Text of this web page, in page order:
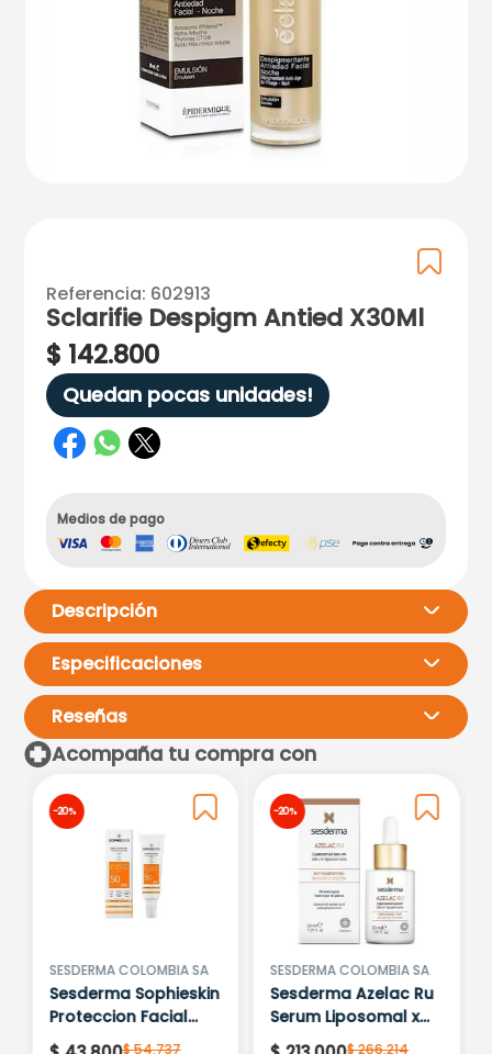
Referencia: 602913
Sclarifie Despigm Antied X30Ml
$ 142.800
Quedan pocas unidades!
Medios de pago
Descripción
Especificaciones
Reseñas
Por favor, inicia sesión para
escribir un comentario.
Más reciente
Acompaña tu compra con
-20 %
SESDERMA COLOMBIA SA
Sesderma Sophieskin
Proteccion Facial
Kids Hypoallergenic
$54.737
-20 %
SESDERMA COLOMBIA SA
Sesderma Azelac Ru
Serum Liposomal x
30ml
$266.214